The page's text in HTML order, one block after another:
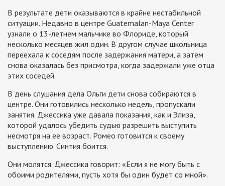
В результате дети оказываются в крайне нестабильной
ситуации. Недавно в центре Guatemalan-Maya Center
узнали о 13-летнем мальчике во Флориде, который
несколько месяцев жил один. В другом случае школьница
переехала к соседям после задержания матери, а затем
снова оказалась без присмотра, когда задержали уже отца
этих соседей.
В день слушания дела Ольги дети снова собираются в
центре. Они готовились несколько недель, пропускали
занятия. Джессика уже давала показания, как и Элиза,
которой удалось убедить судью разрешить выступить
несмотря на ее возраст. Ромео готовится к своему
выступлению. Синтия боится.
Они молятся. Джессика говорит: «Если я не могу быть с
обоими родителями, пусть хотя бы один будет со мной».